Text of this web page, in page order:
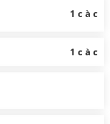
1 c à c
1 c à c